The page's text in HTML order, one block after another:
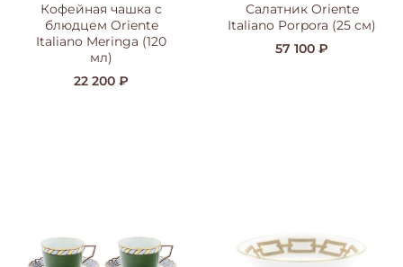
Кофейная чашка с
блюдцем Oriente
Italiano Meringa (120
мл)
22 200 ₽
Салатник Oriente
Italiano Porpora (25 см)
57 100 ₽